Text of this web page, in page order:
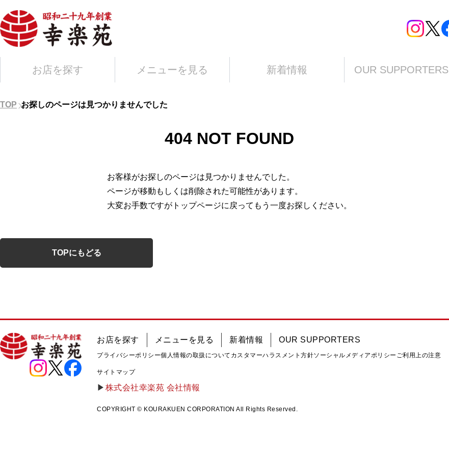
お店を探す メニューを見る 新着情報 OUR SUPPORTERS
TOP お探しのページは見つかりませんでした
404 NOT FOUND
お客様がお探しのページは見つかりませんでした。
ページが移動もしくは削除された可能性があります。
大変お手数ですがトップページに戻ってもう一度お探しください。
TOPにもどる
お店を探す メニューを見る 新着情報 OUR SUPPORTERS
プライバシーポリシー個人情報の取扱について カスタマーハラスメント方針ソーシャルメディアポリシー ご利用上の注意
サイトマップ
株式会社幸楽苑 会社情報
COPYRIGHT © KOURAKUEN CORPORATION All Rights Reserved.